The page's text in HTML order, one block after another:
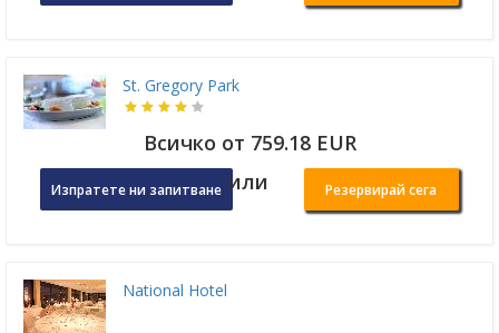
St. Gregory Park
Всичко от 759.18 EUR
Изпратете ни запитване или Резервирай сега
National Hotel